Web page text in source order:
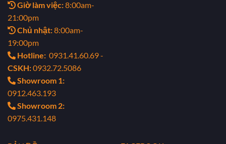
Giờ làm việc:8:00am-
21:00pm
Chủ nhật:8:00am-
19:00pm
Hotline: 0931.41.60.69 -
CSKH:0932.72.5086
Showroom 1:
0912.463.193
Showroom 2:
0975.431.148